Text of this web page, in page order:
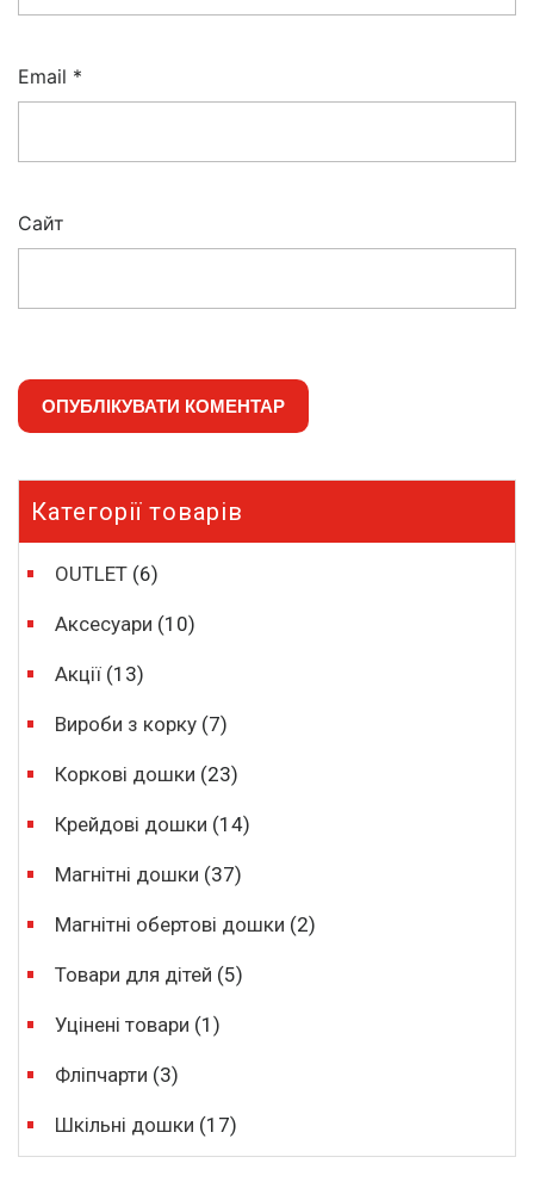
Email *
Сайт
Категорії товарів
OUTLET (6)
Аксесуари (10)
Акції (13)
Вироби з корку (7)
Коркові дошки (23)
Крейдові дошки (14)
Магнітні дошки (37)
Магнітні обертові дошки (2)
Товари для дітей (5)
Уцінені товари (1)
Фліпчарти (3)
Шкільні дошки (17)